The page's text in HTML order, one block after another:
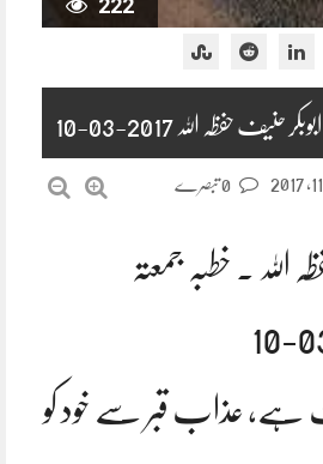
حفظہ اللہ 2017-03-10
اللہ ۔ خطبہ جمعتہ
عذاب قبر سے خود کو